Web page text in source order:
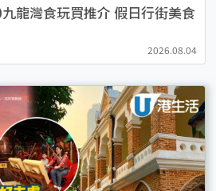
龍灣食玩買推介 假日行街美食
2026.08.04